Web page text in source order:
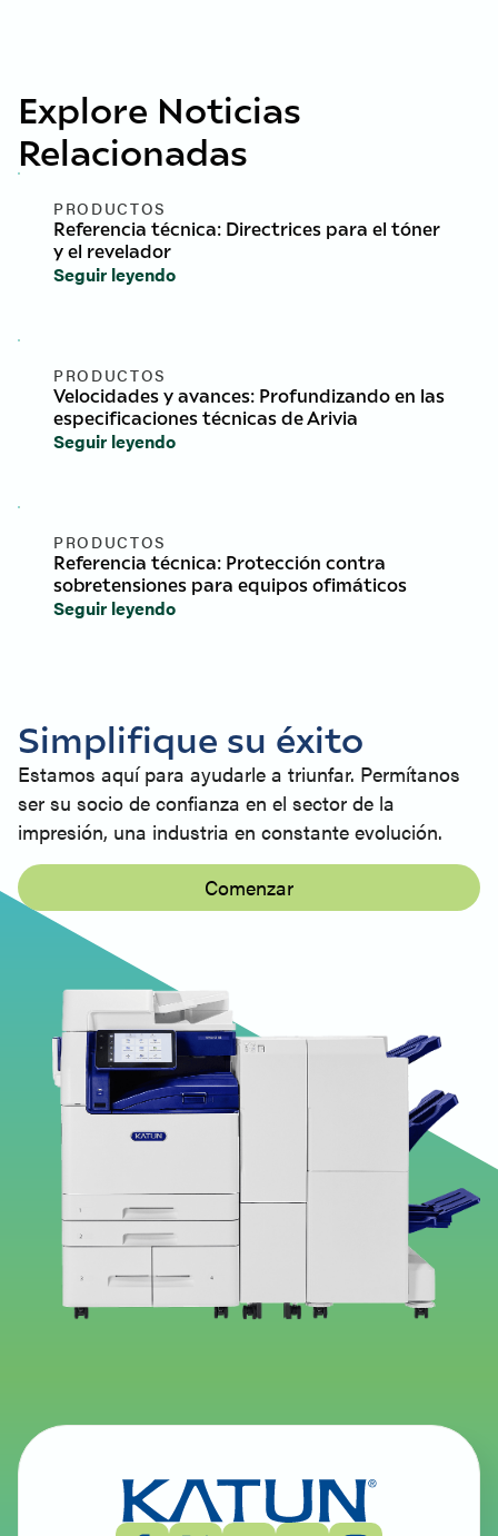
Explore Noticias
Relacionadas
PRODUCTOS
Referencia técnica: Directrices para el tóner
y el revelador
Seguir leyendo
PRODUCTOS
Velocidades y avances: Profundizando en las
especificaciones técnicas de Arivia
Seguir leyendo
PRODUCTOS
Referencia técnica: Protección contra
sobretensiones para equipos ofimáticos
Seguir leyendo
Simplifique su éxito
Estamos aquí para ayudarle a triunfar. Permítanos
ser su socio de confianza en el sector de la
impresión, una industria en constante evolución.
Comenzar